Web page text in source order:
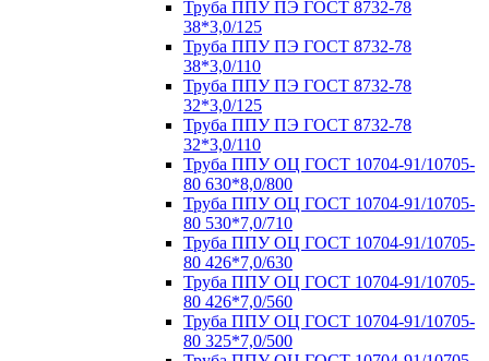
Труба ППУ ПЭ ГОСТ 8732-78
38*3,0/125
Труба ППУ ПЭ ГОСТ 8732-78
38*3,0/110
Труба ППУ ПЭ ГОСТ 8732-78
32*3,0/125
Труба ППУ ПЭ ГОСТ 8732-78
32*3,0/110
Труба ППУ ОЦ ГОСТ 10704-91/10705-
80 630*8,0/800
Труба ППУ ОЦ ГОСТ 10704-91/10705-
80 530*7,0/710
Труба ППУ ОЦ ГОСТ 10704-91/10705-
80 426*7,0/630
Труба ППУ ОЦ ГОСТ 10704-91/10705-
80 426*7,0/560
Труба ППУ ОЦ ГОСТ 10704-91/10705-
80 325*7,0/500